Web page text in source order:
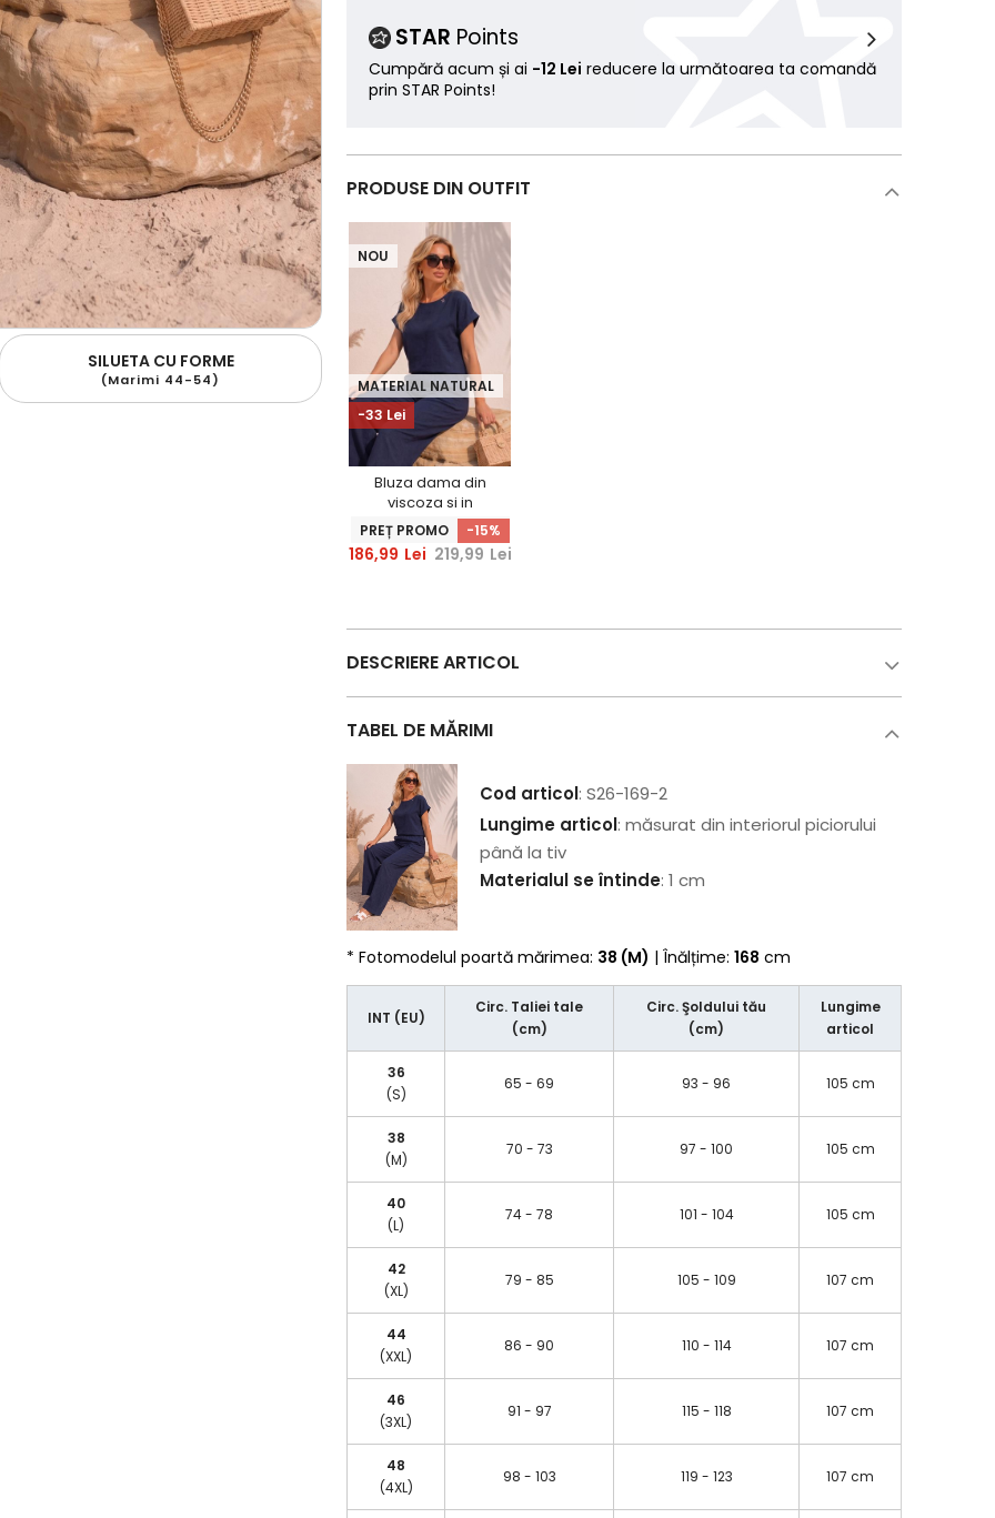
SILUETA CU FORME
(Marimi 44-54)
STAR Points
Cumpără acum și ai -12 Lei reducere la următoarea ta comandă
prin STAR Points!
PRODUSE DIN OUTFIT
-33 Lei
MATERIAL NATURAL
NOU
Bluza dama din
viscoza si in
bleumarin cu
maneca scurta -
StarShinerS
PREȚ PROMO -15%
186,99 Lei 219,99 Lei
DESCRIERE ARTICOL
TABEL DE MĂRIMI
Cod articol: S26-169-2
Lungime articol: măsurat din interiorul piciorului
până la tiv
Materialul se întinde: 1 cm
* Fotomodelul poartă mărimea: 38 (M) | Înălțime:168 cm
INT (EU)
Circ. Taliei tale
(cm)
Circ. Şoldului tău
(cm)
Lungime
articol
36
(S)
65 - 69 93 - 96 105 cm
38
(M)
70 - 73 97 - 100 105 cm
40
(L)
74 - 78 101 - 104 105 cm
42
(XL)
79 - 85 105 - 109 107 cm
44
(XXL)
86 - 90 110 - 114 107 cm
46
(3XL)
91 - 97 115 - 118 107 cm
48
(4XL)
98 - 103 119 - 123 107 cm